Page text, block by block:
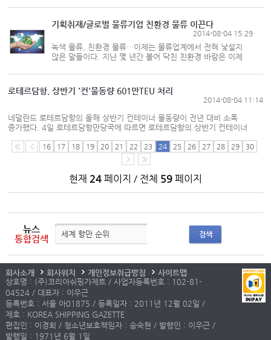
증가했다고 28일 밝혔다. 증가세를 주도한 주요 항만은 인천항, 부산항, 평택·
당진항, 포항항 등이며, 수출입 및 환적 물동량 ...
기획취재/글로벌 물류기업 친환경 물류 이끈다
2014-08-04 15:29
녹색 물류, 친환경 물류…이제는 물류업계에서 전혀 낯설지
않은 말들이다. 지난 몇 년간 불어 닥친 친환경 바람은 이제
물류는 반드시 고려해야 하는 부분이 되어 버렸다. 하지만
기업의 형편상 아직...
로테르담항, 상반기 '컨'물동량 601만TEU 처리
2014-08-04 11:14
네덜란드 로테르담항의 올해 상반기 컨테이너 물동량이 전년 대비 소폭
증가했다. 4일 로테르담항만당국에 따르면 로테르담항의 상반기 컨테이너
컨테이너 물동량이 증가한 이유는 아시아와 북미를 연결하는 동서항로의
원양화물이 견실한 성장을 거두었기...
16 17 18 19 20 21 22 23 24 25 26 27 28 29 30
현재 24페이지 / 전체 59페이지
뉴스
통합검색
검색
회사소개 회사위치 개인정보취급방침
사이트맵
상호명 : (주)코리아쉬핑가제트 / 사업자등록번호 : 102-81-
04524 / 대표자 : 이우근
등록번호 : 서울 아01875 / 등록일자 : 2011년 12월 02일 /
제호 : KOREA SHIPPING GAZETTE
편집인 : 이경희 / 청소년보호책임자 : 송숙현 / 발행인 : 이우근 /
발행일 : 1971년 6월 1일